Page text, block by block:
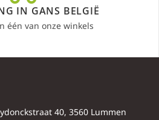
IN GANS BELGIË
één van onze winkels
40, 3560 Lummen